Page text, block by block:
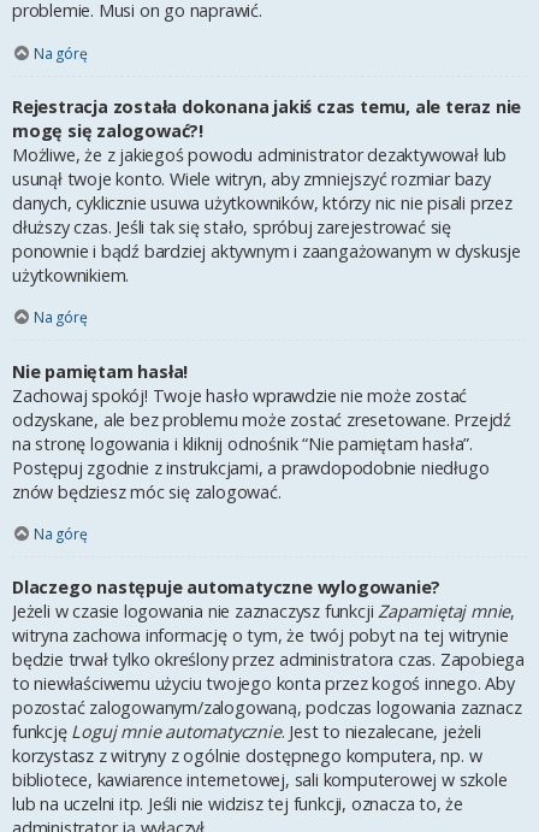
problemie. Musi on go naprawić.
Na górę
Rejestracja została dokonana jakiś czas temu, ale teraz nie
mogę się zalogować?!
Możliwe, że z jakiegoś powodu administrator dezaktywował lub
usunął twoje konto. Wiele witryn, aby zmniejszyć rozmiar bazy
danych, cyklicznie usuwa użytkowników, którzy nic nie pisali przez
dłuższy czas. Jeśli tak się stało, spróbuj zarejestrować się
ponownie i bądź bardziej aktywnym i zaangażowanym w dyskusje
użytkownikiem.
Na górę
Nie pamiętam hasła!
Zachowaj spokój! Twoje hasło wprawdzie nie może zostać
odzyskane, ale bez problemu może zostać zresetowane. Przejdź
na stronę logowania i kliknij odnośnik “Nie pamiętam hasła”.
Postępuj zgodnie z instrukcjami, a prawdopodobnie niedługo
znów będziesz móc się zalogować.
Na górę
Dlaczego następuje automatyczne wylogowanie?
Jeżeli w czasie logowania nie zaznaczysz funkcjiZapamiętaj mnie,
witryna zachowa informację o tym, że twój pobyt na tej witrynie
będzie trwał tylko określony przez administratora czas. Zapobiega
to niewłaściwemu użyciu twojego konta przez kogoś innego. Aby
pozostać zalogowanym/zalogowaną, podczas logowania zaznacz
funkcję Loguj mnie automatycznie. Jest to niezalecane, jeżeli
korzystasz z witryny z ogólnie dostępnego komputera, np. w
bibliotece, kawiarence internetowej, sali komputerowej w szkole
lub na uczelni itp. Jeśli nie widzisz tej funkcji, oznacza to, że